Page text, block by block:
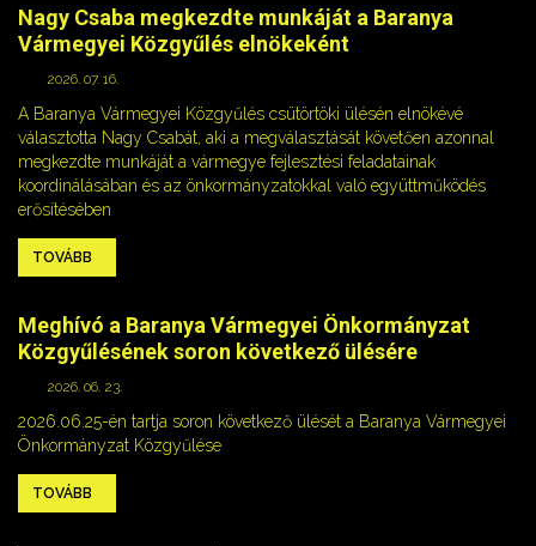
Nagy Csaba megkezdte munkáját a Baranya
Vármegyei Közgyűlés elnökeként
2026. 07. 16.
A Baranya Vármegyei Közgyűlés csütörtöki ülésén elnökévé
választotta Nagy Csabát, aki a megválasztását követően azonnal
megkezdte munkáját a vármegye fejlesztési feladatainak
koordinálásában és az önkormányzatokkal való együttműködés
erősítésében
TOVÁBB
Meghívó a Baranya Vármegyei Önkormányzat
Közgyűlésének soron következő ülésére
2026. 06. 23.
2026.06.25-én tartja soron következő ülését a Baranya Vármegyei
Önkormányzat Közgyűlése
TOVÁBB